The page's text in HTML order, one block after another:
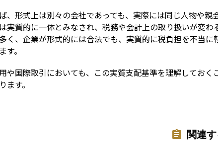
、形式上は別々の会社であっても、実際には同じ人物や
実質的に一体とみなされ、税務や会計上の取り扱いが変
く、企業が形式的には合法でも、実質的に税負担を不当
す。
や国際取引においても、この実質支配基準を理解してお
ます。
関連